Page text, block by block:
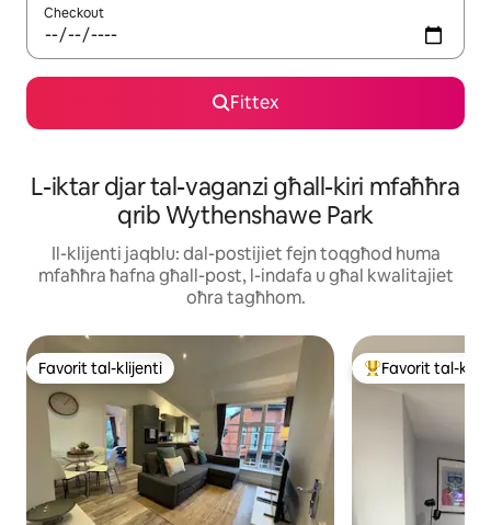
Checkout
Fittex
L-iktar djar tal-vaganzi għall-kiri mfaħħra
qrib Wythenshawe Park
Il-klijenti jaqblu: dal-postijiet fejn toqgħod huma
mfaħħra ħafna għall-post, l-indafa u għal kwalitajiet
oħra tagħhom.
Favorit tal-klijenti
Favorit tal-klijenti Wieħed mill-
Favorit tal-